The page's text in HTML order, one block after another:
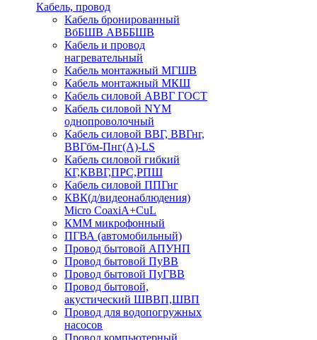
Кабель, провод
Кабель бронированный
ВбБШВ АВББШВ
Кабель и провод
нагревательный
Кабель монтажный МГШВ
Кабель монтажный МКШ
Кабель силовой АВВГ ГОСТ
Кабель силовой NYM
однопроволочный
Кабель силовой ВВГ, ВВГнг,
ВВГбм-Пнг(А)-LS
Кабель силовой гибкий
КГ,КВВГ,ПРС,РПШ
Кабель силовой ППГнг
КВК(д/видеонаблюдения)
Micro CoaxiA+CuL
КММ микрофонный
ПГВА (автомобильный)
Провод бытовой АПУНП
Провод бытовой ПуВВ
Провод бытовой ПуГВВ
Провод бытовой,
акустический ШВВП,ШВП
Провод для водопогружных
насосов